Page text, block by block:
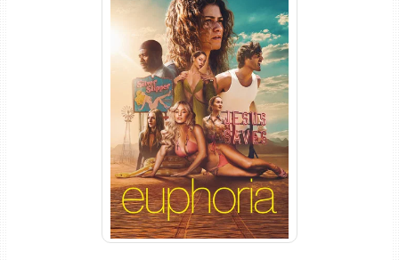
Euphoria 3ª Temporada
Torrent (2026) WEB-DL 1080p
Dual Áudio